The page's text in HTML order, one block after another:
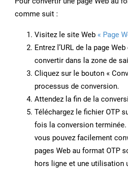
comme suit :
Visitez le site Web « Page
Entrez l’URL de la page
convertir dans la zone de
Cliquez sur le bouton «
processus de conversion.
Attendez la fin de la
Téléchargez le fichier OTP
fois la conversion
vous pouvez facilement
pages Web au format OTP
hors ligne et une utilisation